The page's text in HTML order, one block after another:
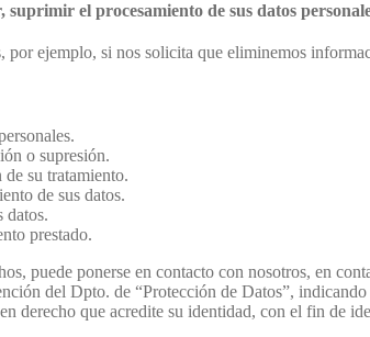
el procesamiento de sus datos
por ejemplo, si nos solicita que eliminemos
o supresión.
su tratamiento.
de sus datos.
datos.
prestado.
puede ponerse en contacto con nosotros, en
del Dpto. de “Protección de Datos”,
derecho que acredite su identidad, con el fin de